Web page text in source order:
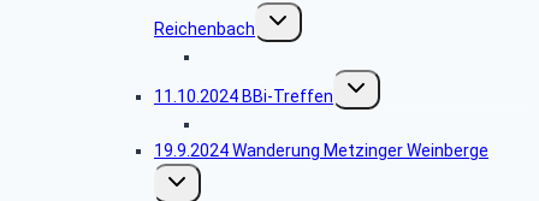
Reichenbach
Untermenü
umschalten
11.10.2024 BBi-Treffen
Untermenü
umschalten
19.9.2024 Wanderung Metzinger Weinberge
Untermenü
umschalten